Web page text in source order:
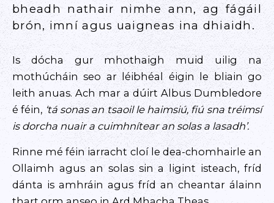
bheadh nathair nimhe ann, ag fágáil
brón, imní agus uaigneas ina dhiaidh.
Is dócha gur mhothaigh muid uilig na
mothúcháin seo ar léibhéal éigin le bliain go
leith anuas. Ach mar a dúirt Albus Dumbledore
é féin, ‘tá sonas an tsaoil le haimsiú, fiú sna tréimsí
is dorcha nuair a cuimhnítear an solas a lasadh’.
Rinne mé féin iarracht cloí le dea-chomhairle an
Ollaimh agus an solas sin a ligint isteach, fríd
dánta is amhráin agus fríd an cheantar álainn